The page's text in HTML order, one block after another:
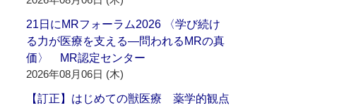
21日にMRフォーラム2026 〈学び続け
る力が医療を支える―問われるMRの真
価〉 MR認定センター
2026年08月06日 (木)
【訂正】はじめての獣医療 薬学的観点